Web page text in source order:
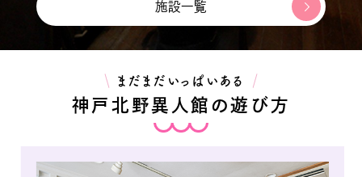
施設一覧
まだまだいっぱいある
神戸北野異人館の遊び方